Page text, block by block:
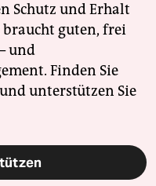
Schutz und Erhalt
braucht guten, frei
und
Finden Sie
unterstützen Sie